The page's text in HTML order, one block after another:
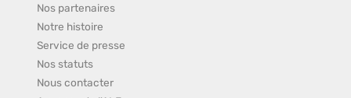
Nos partenaires
Notre histoire
Service de presse
Nos statuts
Nous contacter